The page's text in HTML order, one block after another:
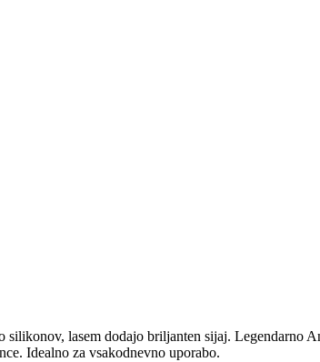
lasem dodajo briljanten sijaj. Legendarno
Idealno za vsakodnevno uporabo.